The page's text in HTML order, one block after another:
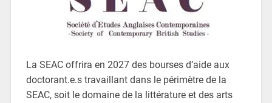
La SEAC offrira en 2027 des bourses d’aide aux
doctorant.e.s travaillant dans le périmètre de la
SEAC, soit le domaine de la littérature et des arts